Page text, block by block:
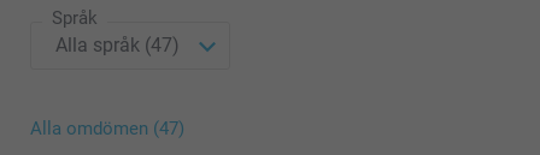
Språk
Alla omdömen (47)